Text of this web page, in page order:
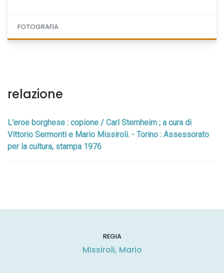
FOTOGRAFIA
relazione
L'eroe borghese : copione / Carl Sternheim ; a cura di
Vittorio Sermonti e Mario Missiroli. - Torino : Assessorato
per la cultura, stampa 1976
REGIA
Missiroli, Mario